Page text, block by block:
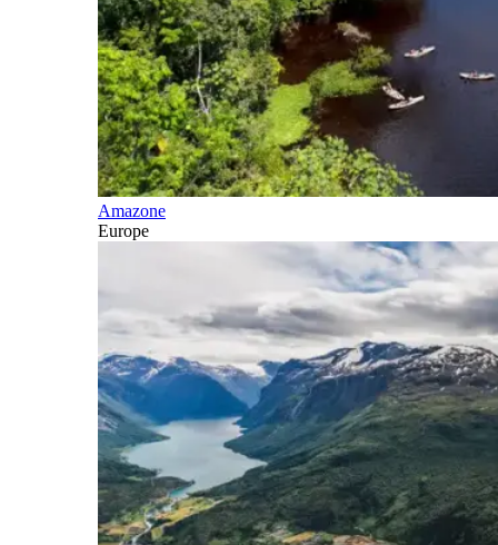
Amazone
Europe